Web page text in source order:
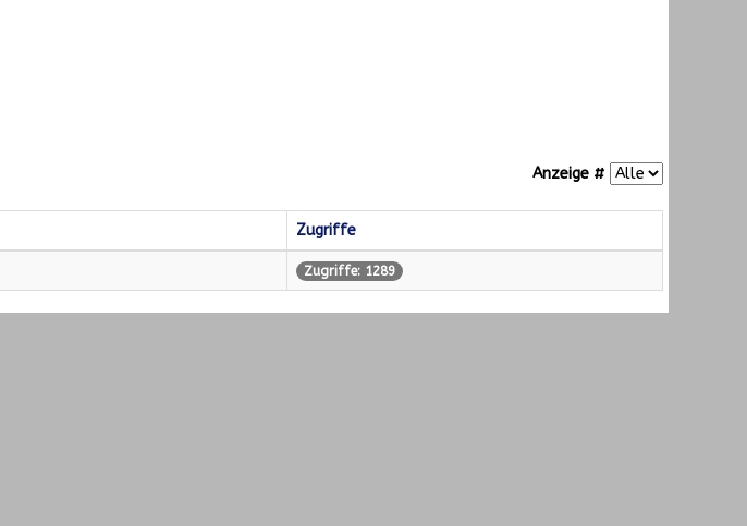
Anzeige #
Zugriffe
Zugriffe: 1289